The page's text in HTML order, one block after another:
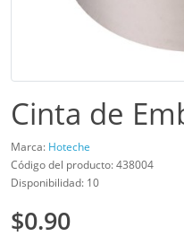
Cinta de
Marca: Hoteche
Código del producto: 438004
Disponibilidad: 10
$0.90